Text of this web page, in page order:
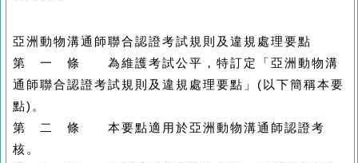
亞洲動物溝通師聯合認證考試規則及違規處理要點
第 一 條 為維護考試公平，特訂定「亞洲動物溝
通師聯合認證考試規則及違規處理要點」(以下簡稱本要
點)。
第 二 條 本要點適用於亞洲動物溝通師認證考
核。